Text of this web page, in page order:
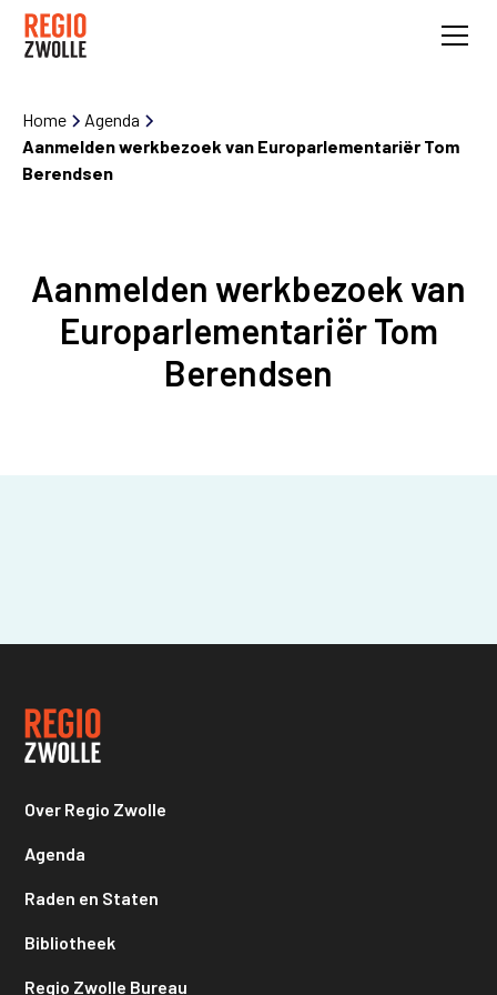
Home
Agenda
Aanmelden werkbezoek van Europarlementariër Tom
Berendsen
Aanmelden werkbezoek van
Europarlementariër Tom
Berendsen
Over Regio Zwolle
Agenda
Raden en Staten
Bibliotheek
Regio Zwolle Bureau